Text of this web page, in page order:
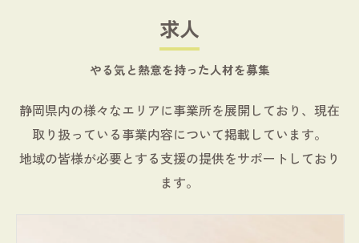
求人
やる気と熱意を持った人材を募集
静岡県内の様々なエリアに事業所を展開しており、現在
取り扱っている事業内容について掲載しています。
地域の皆様が必要とする支援の提供をサポートしており
ます。